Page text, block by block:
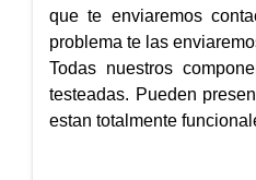
que te enviaremos
problema te las
Todas nuestros
testeadas. Pueden
estan totalmente